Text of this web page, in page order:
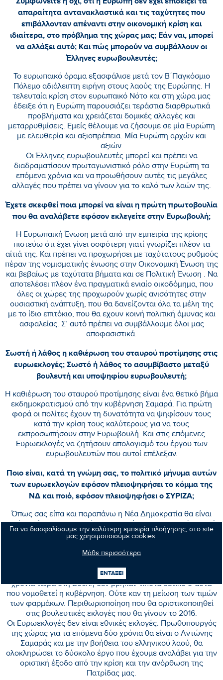
Για να διασφαλίσουμε την καλύτερη εμπειρία πλοήγησης, στο site
μας χρησιμοποιούμε cookies.
Μάθε περισσότερα
ΕΝΤΑΞΕΙ
απαραίτητα αντανακλαστικά και τις ταχύτητες που
επιβάλλονταν απέναντι στην οικονομική κρίση και
ιδιαίτερα, στο πρόβλημα της χώρας μας; Εάν ναι, μπορεί
να αλλάξει αυτό; Και πώς μπορούν να συμβάλλουν οι
Έλληνες ευρωβουλευτές;
Το ευρωπαικό όραμα εξασφάλισε μετά τον Β΄Παγκόσμιο
Πόλεμο αδιάλειπτη ειρήνη στους λαούς της Ευρώπης. Η
τελευταία κρίση στον ευρωπαικό Νότο και στη χώρα μας
έδειξε ότι η Ευρώπη παρουσιάζει τεράστια διαρθρωτικά
προβλήματα και χρειάζεται δομικές αλλαγές και
μεταρρυθμίσεις. Εμείς θέλουμε να ζήσουμε σε μία Ευρώπη
με ελευθερία και αξιοπρέπεια. Μία Ευρώπη αρχών και
αξιών.
Οι Έλληνες ευρωβουλευτές μπορεί και πρέπει να
διαδραματίσουν πρωταγωνιστικό ρόλο στην Ευρώπη τα
επόμενα χρόνια και να προωθήσουν αυτές τις μεγάλες
αλλαγές που πρέπει να γίνουν για το καλό των λαών της.
Έχετε σκεφθεί ποια μπορεί να είναι η πρώτη πρωτοβουλία
που θα αναλάβετε εφόσον εκλεγείτε στην Ευρωβουλή;
Η Ευρωπαική Ένωση μετά από την εμπειρία της κρίσης
πιστεύω ότι έχει γίνει σοφότερη γιατί γνωρίζει πλέον τα
αίτιά της. Και πρέπει να προχωρήσει με ταχύτατους ρυθμούς
πέραν της νομισματικής ένωσης στην Οικονομική Ένωση της
και βεβαίως με ταχύτατα βήματα και σε Πολιτική Ένωση . Να
αποτελέσει πλέον ένα πραγματικά ενιαίο οικοδόμημα, που
όλες οι χώρες της προχωρούν χωρίς ανισότητες στην
ουσιαστική ανάπτυξη, που θα δανείζονται όλα τα μέλη της
με το ίδιο επιτόκιο, που θα εχουν κοινή πολιτική άμυνας και
ασφαλείας. Σ’ αυτό πρέπει να συμβάλλουμε όλοι μας
αποφασιστικά.
Σωστή ή λάθος η καθιέρωση του σταυρού προτίμησης στις
ευρωεκλογές; Σωστό ή λάθος το ασυμβίβαστο μεταξύ
βουλευτή και υποψηφίου ευρωβουλευτή;
Η καθιέρωση του σταυρού προτίμησης είναι ένα θετικό βήμα
εκδημοκρατισμού από την κυβέρνηση Σαμαρά. Για πρώτη
φορά οι πολίτες έχουν τη δυνατότητα να ψηφίσουν τους
κατά την κρίση τους καλύτερους για να τους
εκπροσωπήσουν στην Ευρωβουλή. Και στις επόμενες
Ευρωεκλογές να ζητήσουν απολογισμό του έργου των
ευρωβουλευτών που αυτοί επέλεξαν.
Ποιο είναι, κατά τη γνώμη σας, το πολιτικό μήνυμα αυτών
των ευρωεκλογών εφόσον πλειοψηφήσει το κόμμα της
ΝΔ και ποιό, εφόσον πλειοψηφήσει ο ΣΥΡΙΖΑ;
Όπως σας είπα και παραπάνω η Νέα Δημοκρατία θα είναι
πρώτο κόμμα και σ’ αυτές τις εκλογές που θα ξεκινήσει από
τον ελληνικό λαό η περιθωριοποίηση των κομμάτων
την αγανάκτηση των πολιτών για να αποκομίσουν μόνο
ουσιαστικό υπηρετώντας μόνο έναν άκρατο μηδενισμό δύο
χρόνια τώρα στη Βουλή δεν βρήκαν τίποτα θετικό σ΄αυτά
που νομοθετεί η κυβέρνηση. Ούτε καν τη μείωση των τιμών
των φαρμάκων. Περιθωριοποίηση που θα οριστικοποιηθεί
στις βουλευτικές εκλογές που θα γίνουν το 2016.
Οι Ευρωεκλογές δεν είναι εθνικές εκλογές. Πρωθυπουργός
της χώρας για τα επόμενα δύο χρόνια θα είναι ο Αντώνης
Σαμαράς και με την βοήθεια του ελληνικού λαού, θα
ολοκληρώσει το δύσκολο έργο που έχουμε αναλάβει για την
οριστική έξοδο από την κρίση και την ανόρθωση της
Πατρίδας μας.